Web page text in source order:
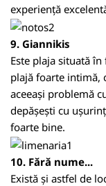
experiență
9. Giannikis
Este plaja situată
plajă foarte intimă,
aceeași problemă
depășești cu
foarte bine.
10. Fără nume...
Există și astfel de